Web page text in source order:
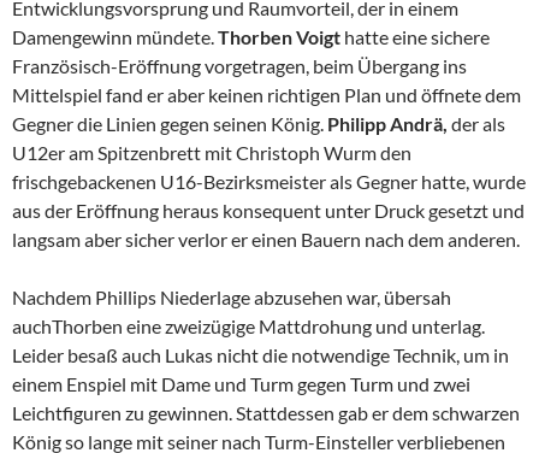
Entwicklungsvorsprung und Raumvorteil, der in einem
Damengewinn mündete.Thorben Voigt hatte eine sichere
Französisch-Eröffnung vorgetragen, beim Übergang ins
Mittelspiel fand er aber keinen richtigen Plan und öffnete dem
Gegner die Linien gegen seinen König. Philipp Andrä, der als
U12er am Spitzenbrett mit Christoph Wurm den
frischgebackenen U16-Bezirksmeister als Gegner hatte, wurde
aus der Eröffnung heraus konsequent unter Druck gesetzt und
langsam aber sicher verlor er einen Bauern nach dem anderen.
Nachdem Phillips Niederlage abzusehen war, übersah
auchThorben eine zweizügige Mattdrohung und unterlag.
Leider besaß auch Lukas nicht die notwendige Technik, um in
einem Enspiel mit Dame und Turm gegen Turm und zwei
Leichtfiguren zu gewinnen. Stattdessen gab er dem schwarzen
König so lange mit seiner nach Turm-Einsteller verbliebenen